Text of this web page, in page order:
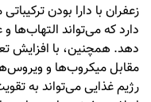
زعفران با دارا بودن
دارد که می‌تواند التهاب‌ها
دهد. همچنین، با افزایش
مقابل میکروب‌ها و
رژیم غذایی می‌تواند به